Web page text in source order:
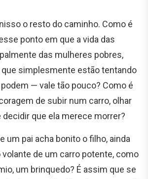
o resto do caminho. Como é
ponto em que a vida das
das mulheres pobres,
que simplesmente estão tentando
— vale tão pouco? Como é
de subir num carro, olhar
decidir que ela merece morrer?
um pai acha bonito o filho, ainda
volante de um carro potente, como
um brinquedo? É assim que se